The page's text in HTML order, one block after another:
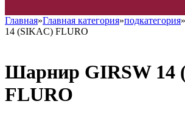
Главная»Главная категория»подкатегория»
14 (SIKAC) FLURO
Шарнир GIRSW 14
FLURO